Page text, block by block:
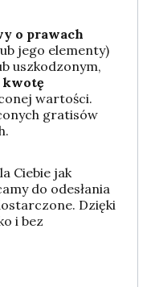
o prawach
jego elementy)
uszkodzonym,
kwotę
wartości.
gratisów
Ciebie jak
do odesłania
Dzięki
i bez